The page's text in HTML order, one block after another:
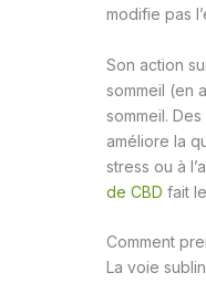
modifie pas
Son action
sommeil (en
sommeil.
améliore la
stress ou à
de CBD fait
Comment
La voie